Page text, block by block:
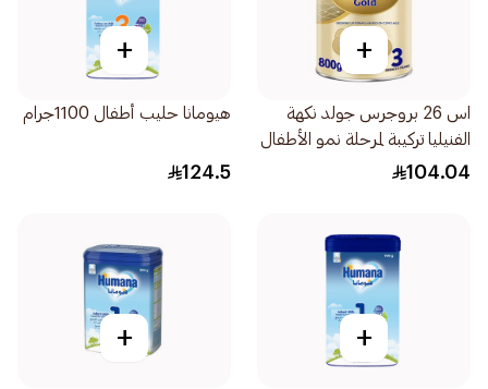
+
اس 26 بروجرس جولد نكهة
الفنيليا تركيبة لمرحلة نمو الأطفال
المرحلة 800جرام
104.04
+
هيومانا حليب أطفال 1100جرام
124.5
+
+